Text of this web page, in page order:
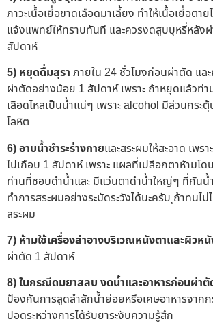
ภาวะเนื้อเยื่อขาดเลือดมาเลี้ยง ทำให้เนื้อเยื่อต
แจ้งแพทย์ให้ทราบทันที และควรงดสูบบุหรี่หลัง
สัปดาห์
5) หยุดดื่มสุรา ภายใน 24 ชั่วโมงก่อนผ่าตัด แล
ผ่าตัดอย่างน้อย 1 สัปดาห์ เพราะ ถ้าหยุดแล้วท่
เลิอดไหลเป็นน้ำแน่ๆ เพราะ alcohol มีส่วนกระ
โลหิต
6)อาบน้ำชำระร่างกายและสระผมให้สะอาด เพร
ไปเกือบ 1 สัปดาห์ เพราะ แผลที่เปลือกตาห้ามโ
ท่านที่ชอบดำน้ำและ มีแว่นตาดำน้ำใหญ่ๆ ที่กันน้
ทำการสระผมอย่างระมัดระวังได้นะครับ ุถ้าทนไม่
สระผม
7) ห้ามใช้เครื่องสำอางบริเวณหนังตาและผิวห
ผ่าตัด 1 สัปดาห์
8)ในกรณีดมยาสลบ งดน้ำและอาหารก่อนผ่า
ป้องกันการสูดสำลักน้ำย่อยหรือเศษอาหารจากกร
ปอดระหว่างการได้รับยาระงับความรู้สึก